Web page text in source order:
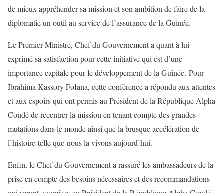
de mieux appréhender sa mission et son ambition de faire de la
diplomatie un outil au service de l’assurance de la Guinée.
Le Premier Ministre, Chef du Gouvernement a quant à lui
exprimé sa satisfaction pour cette initiative qui est d’une
importance capitale pour le développement de la Guinée. Pour
Ibrahima Kassory Fofana, cette conférence a répondu aux attentes
et aux espoirs qui ont permis au Président de la République Alpha
Condé de recentrer la mission en tenant compte des grandes
mutations dans le monde ainsi que la brusque accélération de
l’histoire telle que nous la vivons aujourd’hui.
Enfin, le Chef du Gouvernement a rassuré les ambassadeurs de la
prise en compte des besoins nécessaires et des recommandations